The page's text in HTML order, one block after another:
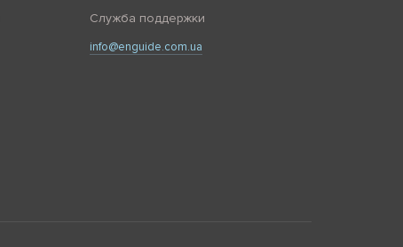
Служба поддержки
info@enguide.com.ua